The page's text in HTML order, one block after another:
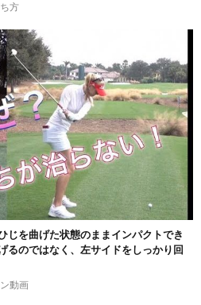
方
じを曲げた状態のままインパクトでき
るのではなく、左サイドをしっかり回
動画